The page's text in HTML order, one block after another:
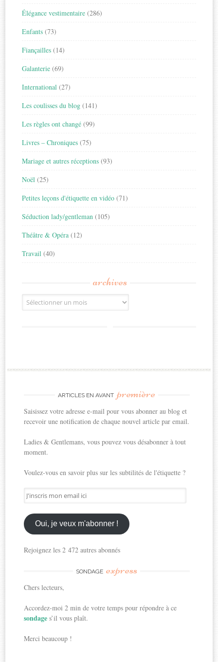
Élégance vestimentaire (286)
Enfants (73)
Fiançailles (14)
Galanterie (69)
International (27)
Les coulisses du blog (141)
Les règles ont changé (99)
Livres – Chroniques (75)
Mariage et autres réceptions (93)
Noël (25)
Petites leçons d'étiquette en vidéo (71)
Séduction lady/gentleman (105)
Théâtre & Opéra (12)
Travail (40)
archives
Archives
ARTICLES EN AVANT première
Saisissez votre adresse e-mail pour vous abonner au blog et
recevoir une notification de chaque nouvel article par email.
Ladies & Gentlemans, vous pouvez vous désabonner à tout
moment.
Voulez-vous en savoir plus sur les subtilités de l'étiquette ?
J'inscris
mon
email
ici
Oui, je veux m'abonner !
Rejoignez les 2 472 autres abonnés
SONDAGE express
Chers lecteurs,
Accordez-moi 2 min de votre temps pour répondre à ce
sondages’il vous plaît.
Merci beaucoup !